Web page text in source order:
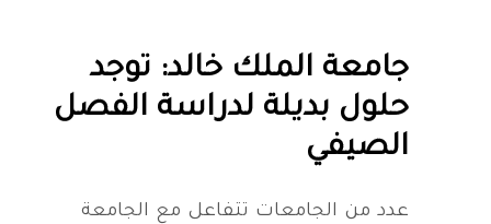
جامعة الملك خالد: توجد
حلول بديلة لدراسة الفصل
الصيفي
​عدد من الجامعات تتفاعل مع الجامعة